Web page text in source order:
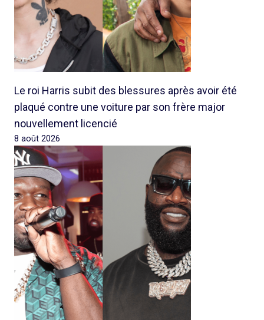
Le roi Harris subit des blessures après avoir été
plaqué contre une voiture par son frère major
nouvellement licencié
8 août 2026